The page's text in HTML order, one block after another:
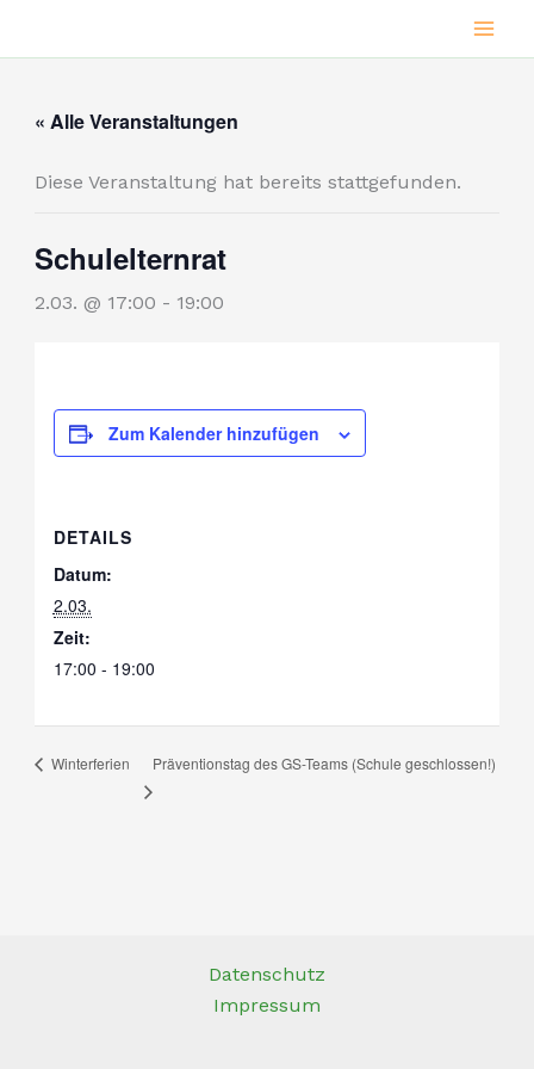
« Alle Veranstaltungen
Diese Veranstaltung hat bereits stattgefunden.
Schulelternrat
2.03. @ 17:00 - 19:00
Zum Kalender hinzufügen
DETAILS
Datum:
2.03.
Zeit:
17:00 - 19:00
Winterferien Präventionstag des GS-Teams (Schule geschlossen!)
Datenschutz
Impressum